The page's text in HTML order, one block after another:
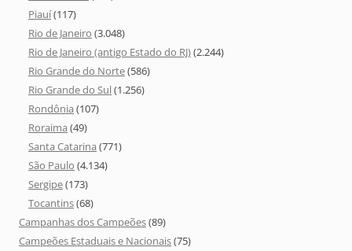
Piauí(117)
Rio de Janeiro (3.048)
Rio de Janeiro (antigo Estado do RJ)(2.244)
Rio Grande do Norte(586)
Rio Grande do Sul(1.256)
Rondônia (107)
Roraima (49)
Santa Catarina (771)
São Paulo (4.134)
Sergipe(173)
Tocantins(68)
Campanhas dos Campeões(89)
Campeões Estaduais e Nacionais(75)